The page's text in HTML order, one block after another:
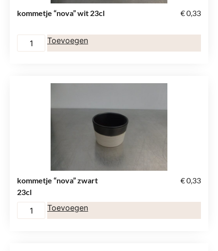
kommetje “nova” wit 23cl €0,33
Toevoegen
kommetje “nova” zwart
23cl
€0,33
Toevoegen